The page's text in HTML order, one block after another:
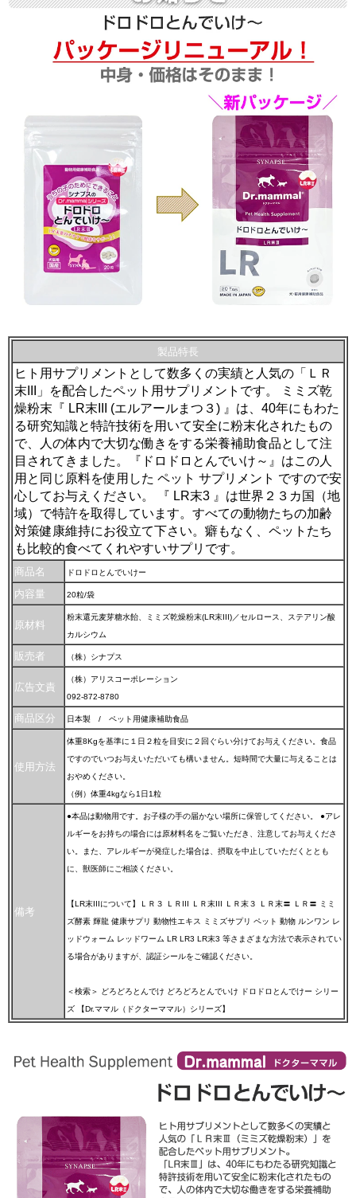
製品特長
ヒト用サプリメントとして数多くの実績と人気の「ＬＲ
末III」を配合したペット用サプリメントです。 ミミズ乾
燥粉末『 LR末III (エルアールまつ３) 』は、40年にもわた
る研究知識と特許技術を用いて安全に粉末化されたもの
で、人の体内で大切な働きをする栄養補助食品として注
目されてきました。『ドロドロとんでいけ～』はこの人
用と同じ原料を使用した ペット サプリメント ですので安
心してお与えください。 『 LR末3 』は世界２３カ国（地
域）で特許を取得しています。すべての動物たちの加齢
対策健康維持にお役立て下さい。癖もなく、ペットたち
も比較的食べてくれやすいサプリです。
商品名 ドロドロとんでいけー
内容量 20粒/袋
原材料
粉末還元麦芽糖水飴、ミミズ乾燥粉末(LR末III)／セルロース、ステアリン酸
カルシウム
販売者 （株）シナプス
広告文責
（株）アリスコーポレーション
092-872-8780
商品区分 日本製 / ペット用健康補助食品
使用方法
体重8Kgを基準に１日２粒を目安に２回ぐらい分けてお与えください。食品
ですのでいつお与えいただいても構いません。短時間で大量に与えることは
おやめください。
（例）体重4kgなら1日1粒
備考
●本品は動物用です。お子様の手の届かない場所に保管してください。 ●アレ
ルギーをお持ちの場合には原材料名をご覧いただき、注意してお与えくださ
い。また、アレルギーが発症した場合は、摂取を中止していただくととも
に、獣医師にご相談ください。
【LR末IIIについて】ＬＲ３ ＬＲIII ＬＲ末III ＬＲ末３ ＬＲ末〓 ＬＲ〓 ミミ
ズ酵素 輝龍 健康サプリ 動物性エキス ミミズサプリ ペット 動物 ルンワン レ
ッドウォーム レッドワーム LR LR3 LR末3 等さまざまな方法で表示されてい
る場合がありますが、認証シールをご確認ください。
＜検索＞ どろどろとんでけ どろどろとんでいけ ドロドロとんでけー シリー
ズ 【Dr.ママル（ドクターママル）シリーズ】